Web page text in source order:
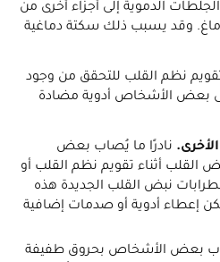
الدموية إلى أجزاء أخرى من
وقد يسبب ذلك سكتة دماغية
نظم القلب للتحقق من وجود
بعض الأشخاص أدوية مضادة
نادرًا ما يُصاب بعض
أثناء تقويم نظم القلب أو
نبض القلب الجديدة هذه
إعطاء أدوية أو صدمات إضافية
بعض الأشخاص بحروق طفيفة